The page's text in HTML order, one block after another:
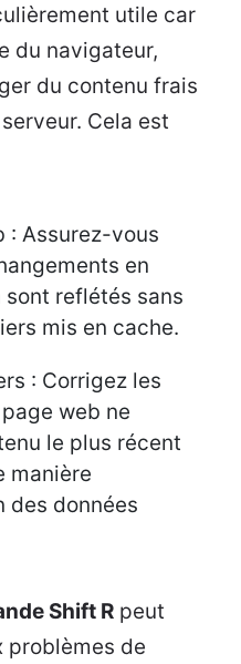
utile car
du navigateur,
du contenu frais
Cela est
: Assurez-vous
en
reflétés sans
mis en cache.
: Corrigez les
web ne
le plus récent
manière
des données
Shift R peut
problèmes de